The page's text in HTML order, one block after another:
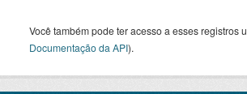
Você também pode ter acesso a esses registros
Documentação da API).